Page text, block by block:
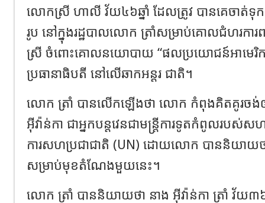
លោកស្រី ហាលី វ័យ៤៦ឆ្នាំ ដែលត្រូវ បានគេចាត់ទុ
រូប នៅក្នុងរដ្ឋបាលលោក ត្រាំសម្រាប់គោលជំហរ
ស្រី ចំពោះគោលនយោបាយ “ផលប្រយោជន៍អាមេរិ
ប្រធានាធិបតី នៅលើឆាកអន្តរ ជាតិ។
លោក ត្រាំ បានលើកឡើងថា លោក កំពុងគិតគូរច
អ៊ីវ៉ាន់កា ជាអ្នកបន្តវេនជាមន្រ្តីការទូតកំពូលរបស់សហ
ការសហប្រជាជាតិ (UN) ដោយលោក បាននិយាយ
សម្រាប់មុខតំណែងមួយនេះ។
លោក ត្រាំ បាននិយាយថា នាង អុីវ៉ាន់កា ត្រាំ វ័យ៣៦